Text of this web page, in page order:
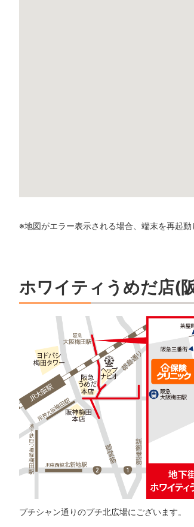
※地図がエラー表示される場合、端末を再起動
ホワイティうめだ店(
プチシャン通りのプチ北広場にございます。